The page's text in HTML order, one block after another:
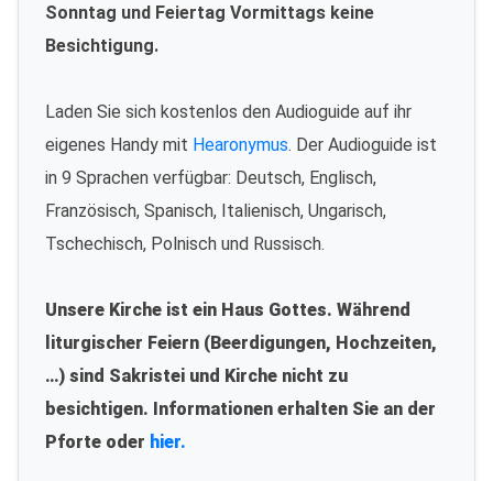
Sonntag und Feiertag Vormittags keine
Besichtigung.
Laden Sie sich kostenlos den Audioguide auf ihr
eigenes Handy mit Hearonymus. Der Audioguide ist
in 9 Sprachen verfügbar: Deutsch, Englisch,
Französisch, Spanisch, Italienisch, Ungarisch,
Tschechisch, Polnisch und Russisch.
Unsere Kirche ist ein Haus Gottes. Während
liturgischer Feiern (Beerdigungen, Hochzeiten,
…) sind Sakristei und Kirche nicht zu
besichtigen. Informationen erhalten Sie an der
Pforte oder hier.